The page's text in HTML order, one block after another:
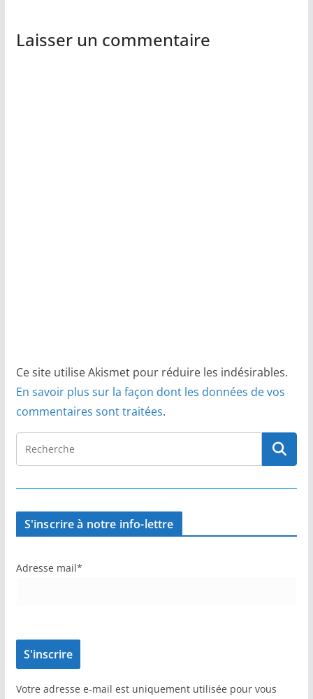
Laisser un commentaire
Ce site utilise Akismet pour réduire les indésirables.
En savoir plus sur la façon dont les données de vos
commentaires sont traitées.
S'inscrire à notre info-lettre
Adresse mail*
Votre adresse e-mail est uniquement utilisée pour vous